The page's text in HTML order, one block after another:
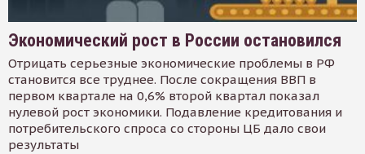
Экономический рост в России остановился
Отрицать серьезные экономические проблемы в РФ
становится все труднее. После сокращения ВВП в
первом квартале на 0,6% второй квартал показал
нулевой рост экономики. Подавление кредитования и
потребительского спроса со стороны ЦБ дало свои
результаты